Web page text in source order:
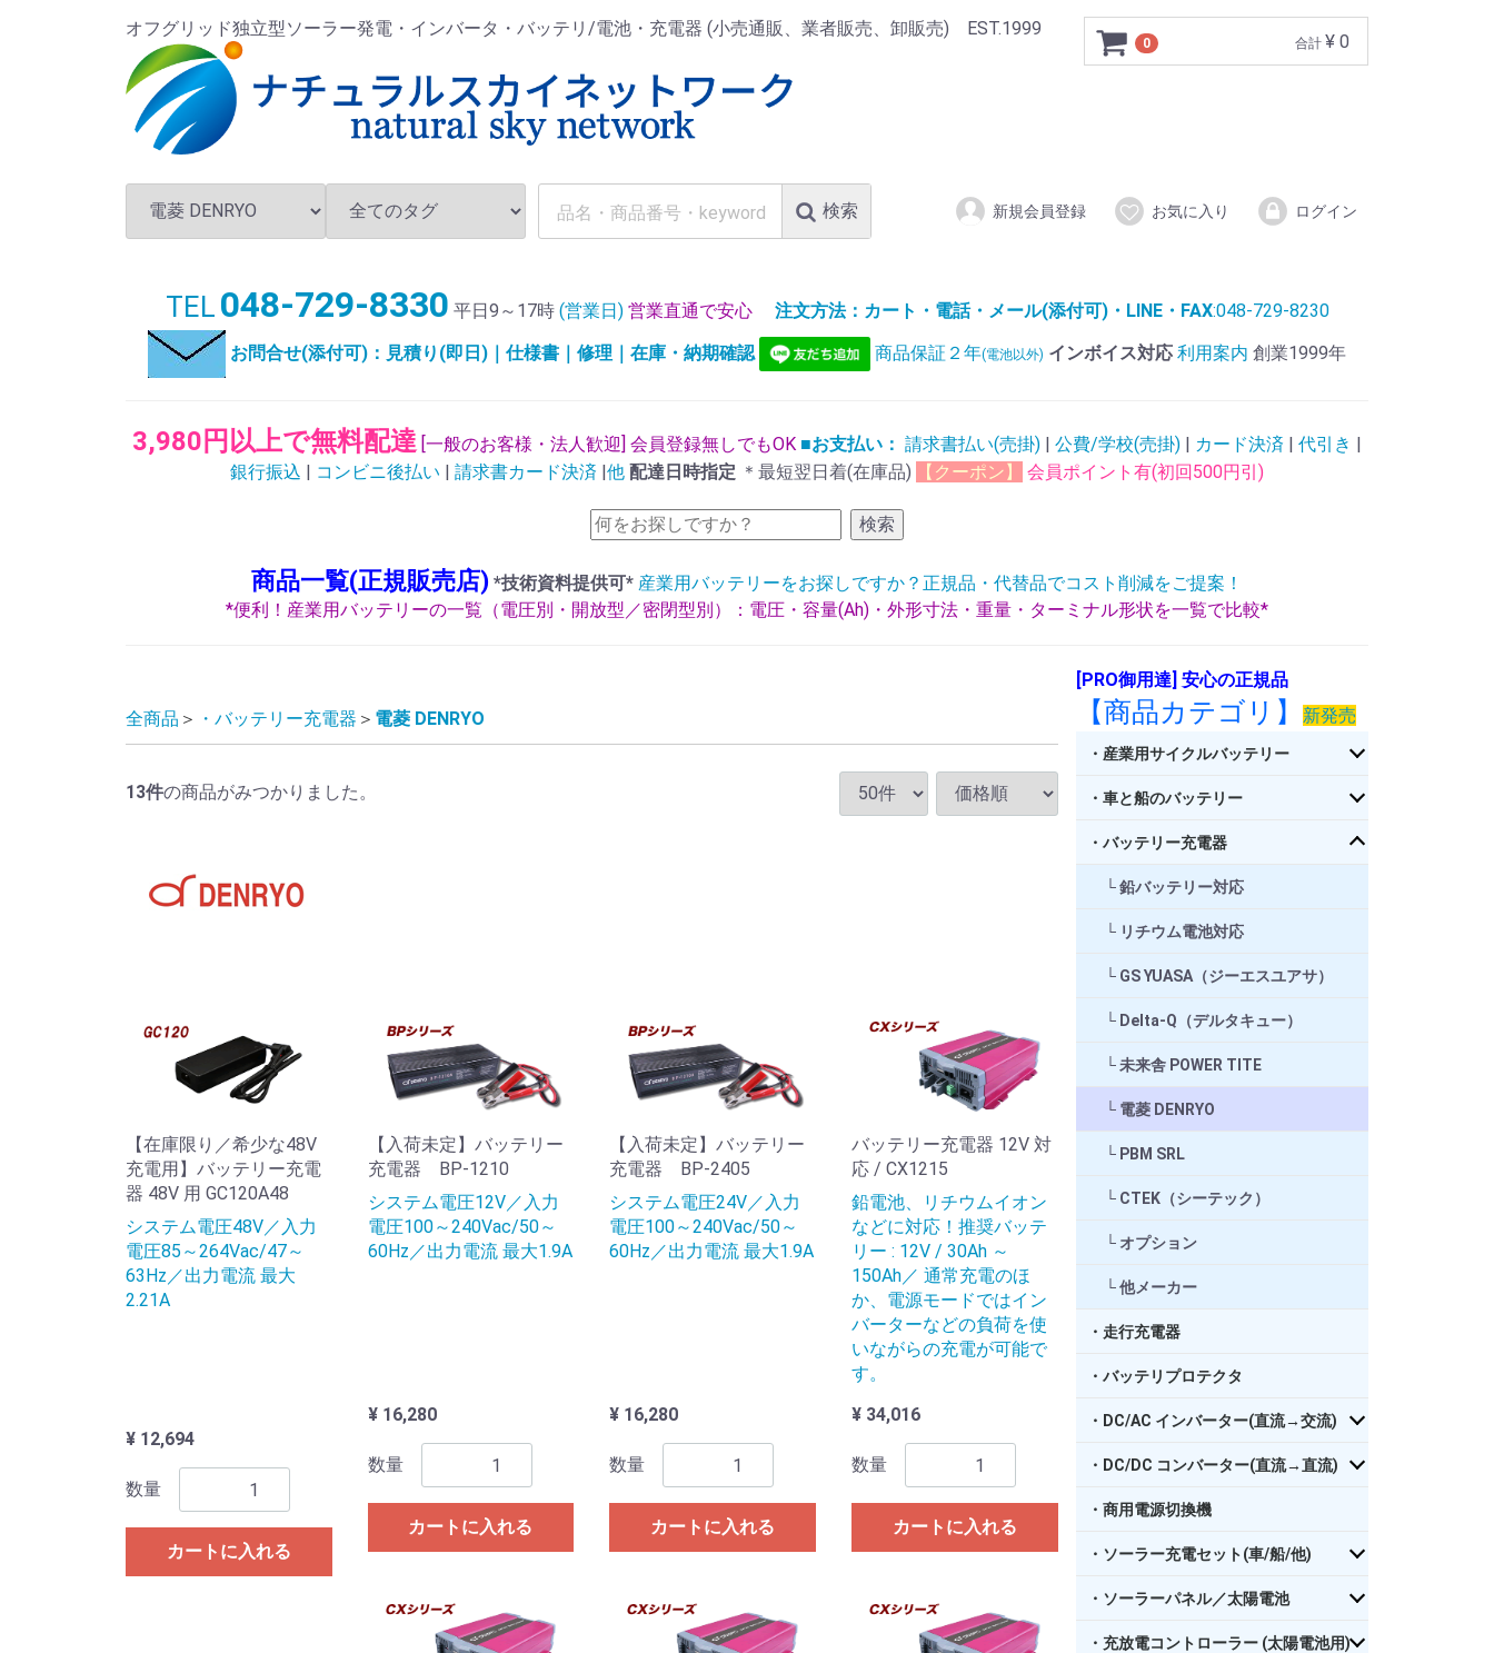
オフグリッド独立型ソーラー発電・インバータ・バッテリ/電池・充電器 (小売通販、業者販売、卸販売) EST.1999
0 合計 ¥ 0
検索 新規会員登録 お気に入り ログイン
TEL 048-729-8330 平日9～17時(営業日) 営業直通で安心 注文方法：カート・電話・メール(添付可)・LINE・FAX:048-729-8230
お問合せ(添付可)：見積り(即日)｜仕様書｜修理｜在庫・納期確認
商品保証２年(電池以外) インボイス対応 利用案内 創業1999年
3,980円以上で無料配達 [一般のお客様・法人歓迎] 会員登録無しでもOK ■お支払い： 請求書払い(売掛) | 公費/学校(売掛) | カード決済 | 代引き |
銀行振込 | コンビニ後払い | 請求書カード決済 |他 配達日時指定 ＊最短翌日着(在庫品) 【クーポン】 会員ポイント有(初回500円引)
検索
商品一覧(正規販売店) *技術資料提供可* 産業用バッテリーをお探しですか？正規品・代替品でコスト削減をご提案！
*便利！産業用バッテリーの一覧（電圧別・開放型／密閉型別）：電圧・容量(Ah)・外形寸法・重量・ターミナル形状を一覧で比較*
全商品 ・バッテリー充電器 電菱 DENRYO
13件の商品がみつかりました。
【在庫限り／希少な48V
充電用】バッテリー充電
器 48V 用 GC120A48
システム電圧48V／入力
電圧85～264Vac/47～
63Hz／出力電流 最大
2.21A
¥ 12,694
数量
カートに入れる
【入荷未定】バッテリー
充電器 BP-1210
システム電圧12V／入力
電圧100～240Vac/50～
60Hz／出力電流 最大1.9A
¥ 16,280
数量
カートに入れる
【入荷未定】バッテリー
充電器 BP-2405
システム電圧24V／入力
電圧100～240Vac/50～
60Hz／出力電流 最大1.9A
¥ 16,280
数量
カートに入れる
バッテリー充電器 12V 対
応 / CX1215
鉛電池、リチウムイオン
などに対応！推奨バッテ
リー : 12V / 30Ah ～
150Ah／ 通常充電のほ
か、電源モードではイン
バーターなどの負荷を使
いながらの充電が可能で
す。
¥ 34,016
数量
カートに入れる
[PRO御用達] 安心の正規品
【商品カテゴリ】 新発売
・産業用サイクルバッテリー
・車と船のバッテリー
・バッテリー充電器
鉛バッテリー対応
リチウム電池対応
GS YUASA（ジーエスユアサ）
Delta-Q（デルタキュー）
未来舎 POWER TITE
電菱 DENRYO
PBM SRL
CTEK（シーテック）
オプション
他メーカー
・走行充電器
・バッテリプロテクタ
・DC/AC インバーター(直流→交流)
・DC/DC コンバーター(直流→直流)
・商用電源切換機
・ソーラー充電セット(車/船/他)
・ソーラーパネル／太陽電池
・充放電コントローラー (太陽電池用)